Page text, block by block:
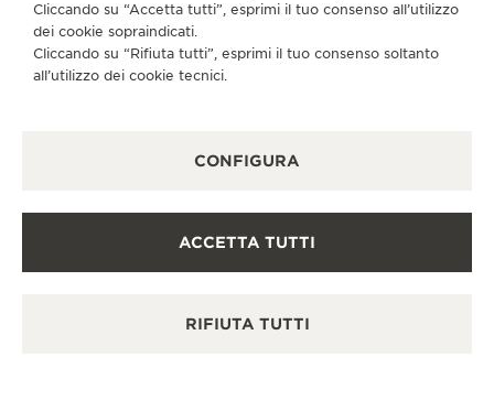
THE PRECISION PIONEER
VEDERE TUTTI GLI EVENTI
ISCRIVERSI ALLA NEWSLETTER
INFORMATIVA SUI COOKIE
MODULO DI RECESSO
Cliccando su “Accetta tutti”, esprimi il tuo consenso all’utilizzo
dei cookie sopraindicati.
Cliccando su “Rifiuta tutti”, esprimi il tuo consenso soltanto
all’utilizzo dei cookie tecnici.
CONFIGURA
ACCETTA TUTTI
RIFIUTA TUTTI